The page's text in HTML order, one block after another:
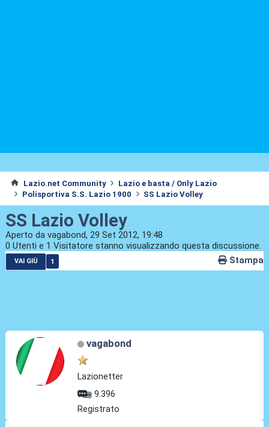
Lazio.net Community
Lazio e basta / Only Lazio
Polisportiva S.S. Lazio 1900
SS Lazio Volley
SS Lazio Volley
Aperto da vagabond, 29 Set 2012, 19:48
0 Utenti e 1 Visitatore stanno visualizzando questa discussione.
VAI GIÙ 1 Stampa
vagabond
Lazionetter
9.396
Registrato